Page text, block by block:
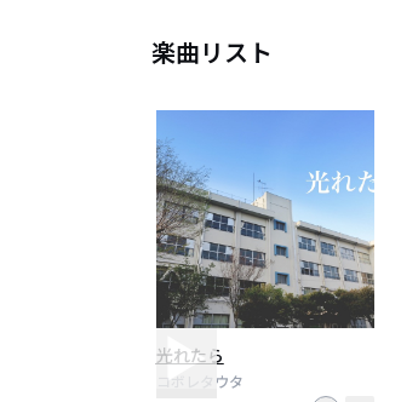
楽曲リスト
光れたら
コボレタウタ